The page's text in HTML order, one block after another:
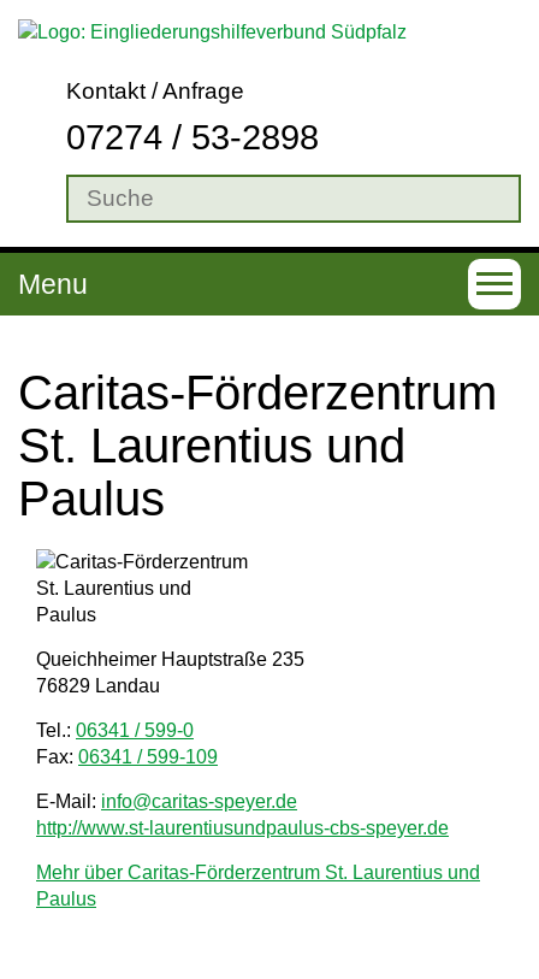
Kontakt / Anfrage
07274 / 53-2898
T
o
g
Menu
Caritas-Förderzentrum
St. Laurentius und
Paulus
Queichheimer Hauptstraße 235
76829 Landau
Tel.: 06341 / 599-0
Fax: 06341 / 599-109
E-Mail: info@caritas-speyer.de
http://www.st-laurentiusundpaulus-cbs-speyer.de
Mehr über Caritas-Förderzentrum St. Laurentius und
Paulus